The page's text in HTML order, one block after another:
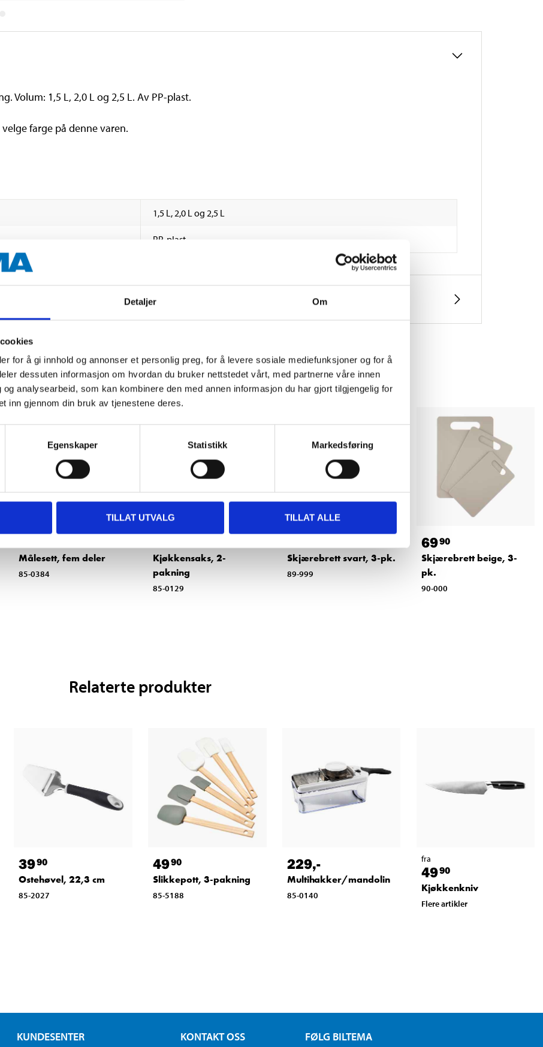
Detaljer Om
for å gi innhold og annonser et personlig preg, for å levere sosiale mediefunksjoner og for å
dessuten informasjon om hvordan du bruker nettstedet vårt, med partnerne våre innen
analysearbeid, som kan kombinere den med annen informasjon du har gjort tilgjengelig for
inn gjennom din bruk av tjenestene deres.
Egenskaper Statistikk Markedsføring
TILLAT UTVALG TILLAT ALLE
Volum: 1,5 L, 2,0 L og 2,5 L. Av PP-plast.
farge på denne varen.
1,5 L, 2,0 L og 2,5 L
PP-plast
Andre kunder har også kjøpt
Målesett, fem deler
85-0384
Kjøkkensaks, 2-
pakning
85-0129
Skjærebrett svart, 3-pk.
89-999
6990
Skjærebrett beige, 3-
pk.
90-000
Relaterte produkter
3990
Ostehøvel, 22,3 cm
85-2027
4990
Slikkepott, 3-pakning
85-5188
229,-
Multihakker/mandolin
85-0140
fra
4990
Kjøkkenkniv
Flere artikler
KUNDESENTER KONTAKT OSS FØLG BILTEMA